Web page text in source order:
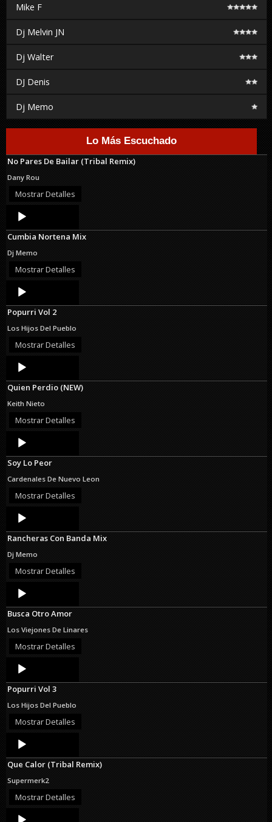
Mike F
Dj Melvin JN
Dj Walter
DJ Denis
Dj Memo
Lo Más Escuchado
No Pares De Bailar (Tribal Remix)
Dany Rou
Mostrar Detalles
Audio
Player
Cumbia Nortena Mix
Dj Memo
Mostrar Detalles
Audio
Player
Popurri Vol 2
Los Hijos Del Pueblo
Mostrar Detalles
Audio
Player
Quien Perdio (NEW)
Keith Nieto
Mostrar Detalles
Audio
Player
Soy Lo Peor
Cardenales De Nuevo Leon
Mostrar Detalles
Audio
Player
Rancheras Con Banda Mix
Dj Memo
Mostrar Detalles
Audio
Player
Busca Otro Amor
Los Viejones De Linares
Mostrar Detalles
Audio
Player
Popurri Vol 3
Los Hijos Del Pueblo
Mostrar Detalles
Audio
Player
Que Calor (Tribal Remix)
Supermerk2
Mostrar Detalles
Audio